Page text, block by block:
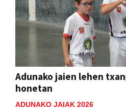
Adunako jaien lehen
honetan
ADUNAKO JAIAK 2026